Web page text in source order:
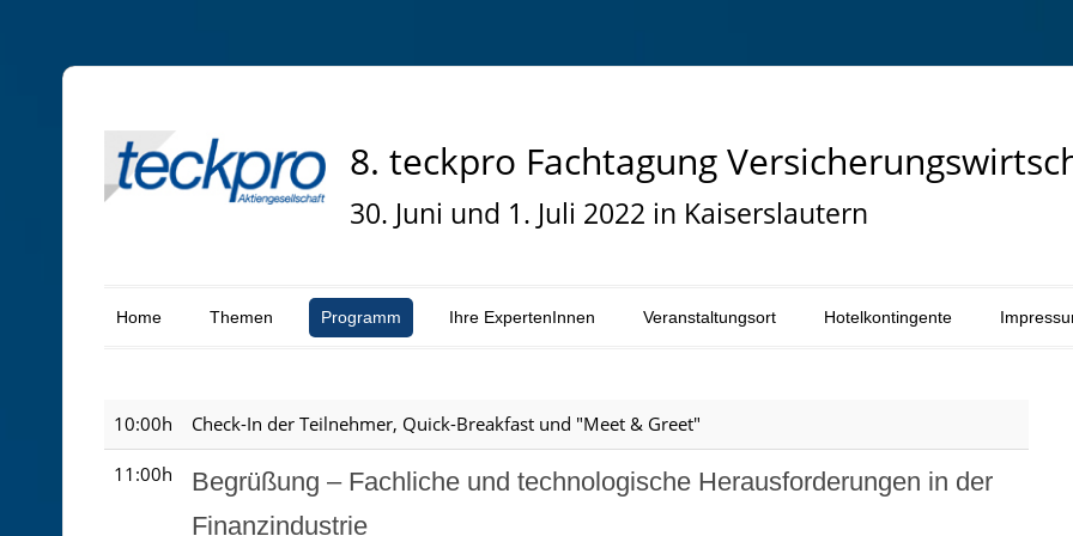
8. teckpro Fachtagung
30. Juni und 1. Juli 2022 in Kaiserslautern
Home Themen Programm Ihre ExpertenInnen Veranstaltungsort Hotelkontingente
10:00h Check-In der Teilnehmer, Quick-Breakfast und "Meet & Greet"
11:00h
Begrüßung – Fachliche und technologische Herausforderungen in der
Finanzindustrie